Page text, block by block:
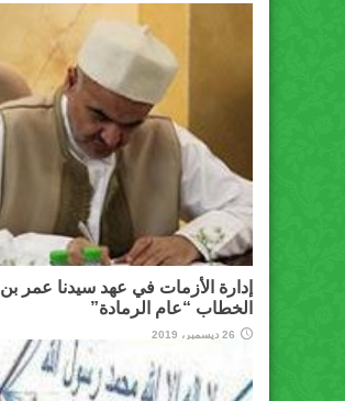
إدارة الأزمات في عهد سيدنا عمر بن
الخطاب “عام الرمادة”
26 ديسمبر، 2019